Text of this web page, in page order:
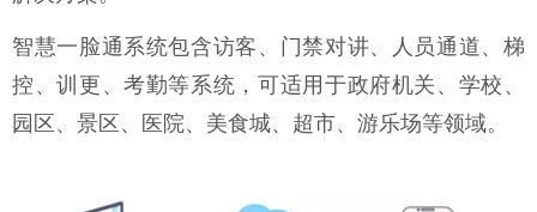
智慧一脸通系统包含访客、门禁对讲、人员通道、梯
控、训更、考勤等系统，可适用于政府机关、学校、
园区、景区、医院、美食城、超市、游乐场等领域。